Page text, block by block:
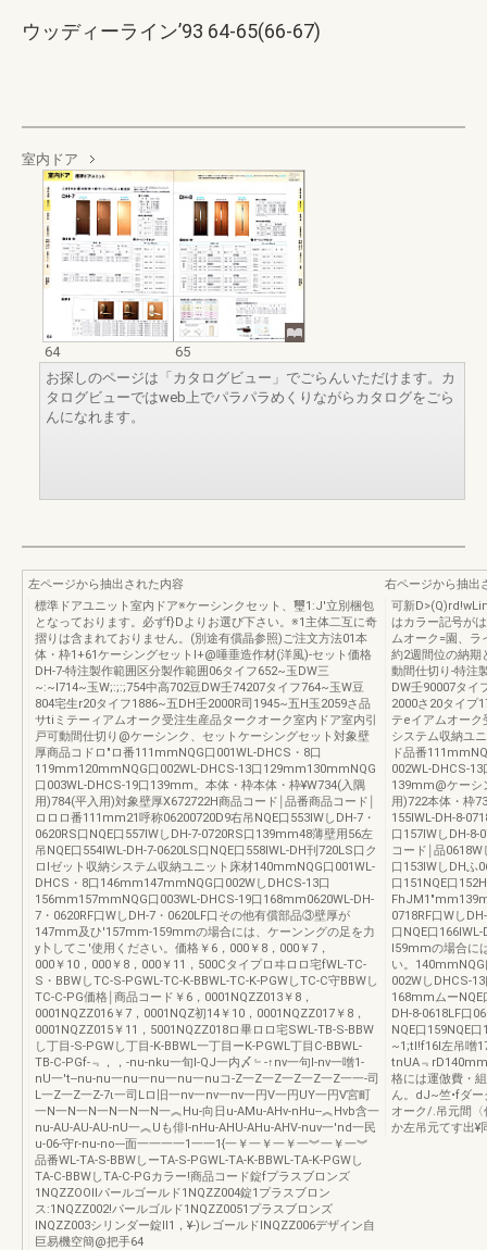
ウッディーライン’93 64-65(66-67)
室内ドア
64
65
お探しのページは「カタログビュー」でごらんいただけます。カ
タログビューではweb上でパラパラめくりながらカタログをごら
んになれます。
左ページから抽出された内容
標準ドアユニット室内ドア※ケーシンクセット、璽1:J'立別梱包
となっております。必ずf}Dよりお選び下さい。※1主体二互に奇
摺りは含まれておりません。(別途有償晶参照)ご注文方法01本
体・枠1+61ケーシングセットI+@唾垂造作材(洋風)-セット価格
DH-7-特注製作範囲区分製作範囲06タイフ652~玉DW三
~:~I714~玉W;:;:;754中高702豆DW壬74207タイフ764~玉W豆
804宅生r20タイフ1886~五DH壬2000R司1945~五H玉2059さ品
サtiミテーィアムオーク受注生産品タークオーク室内ドア室内引
戸可動間仕切り@ケーシンク、セットケーシングセット対象壁
厚商品コドロ"ロ番111mmNQG口001WL-DHCS・8口
119mm120mmNQG口002WL-DHCS-13口129mm130mmNQG
口003WL-DHCS-19口139mm。本体・枠本体・枠¥W734(入隅
用)784(平入用)対象壁厚X672722H商品コード￨品番商品コード￨
ロロロ番111mm21呼称06200720D9右吊NQE口553IWしDH-7・
0620RS口NQE口557IWしDH-7-0720RS口139mm48薄壁用56左
吊NQE口554IWL-DH-7-0620LS口NQE口558IWL-DH刊720LS口ク
ロlゼット収納システム収納ユニット床材140mmNQG口001WL-
DHCS・8口146mm147mmNQG口002WしDHCS-13口
156mm157mmNQG口003WL-DHCS-19口168mm0620WL-DH-
7・0620RF口WしDH-7・0620LF口その他有償部品③壁厚が
147mm及ひ'157mm-159mmの場合には、ケーンングの足を力
y卜してこ'使用ください。価格￥6，000￥8，000￥7，
000￥10，000￥8，000￥11，500Cタイプロヰロロ宅fWL-TC-
S・BBWしTC-S-PGWL-TC-K-BBWL-TC-K-PGWしTC-C守BBWし
TC-C-PG価格￨商品コード￥6，0001NQZZ013￥8，
0001NQZZ016￥7，0001NQZ初14￥10，0001NQZZ017￥8，
0001NQZZ015￥11，5001NQZZ018ロ畢ロロ宅SWL-TB-S-BBW
し丁目-S-PGWし丁目-K-BBWL一丁目ーK-PGWL丁目C-BBWL-
TB-C-PGf-﹃，，-nu-nku一旬l-QJ一内〆﹄-↑nv一句l-nv一噌1-
nU一't--nu-nu一nu一nu一nu一nuコ-Z一Z一Z一Z一Z一Z一一-司
L一Z一Z一Z-7ι一司Lロ旧一nv一nv一nv一円V一円UY一円V宮町
一N一N一N一N一N一N一︽Hu-向日u-AMu-AHv-nHu--︽Hvb含一
nu-AU-AU-AU-nU一︽Uも俳l-nHu-AHU-AHu-AHV-nuv一'nd一民
u-06-守r-nu-no---面一一一一1一一1{一￥一￥一￥一︾一￥一︾
品番WL-TA-S-BBWしーTA-S-PGWL-TA-K-BBWL-TA-K-PGWし
TA-C-BBWしTA-C-PGカラー!商品コード錠fプラスブロンズ
1NQZZOOllパールゴールド1NQZZ004錠1プラスブロン
ス:1NQZZ002!パールゴルド1NQZZ0051プラスブロンズ
INQZZ003シリンダー錠ll1，¥-)レゴールドINQZZ006デザイン自
巨易機空簡@把手64
右ページから抽出
可新
はカラー記号が
ムオーク=園、
約2週間位の納期
動間仕切り-特注
DW壬90007タイ
2000さ20タイプ
テeイアムオーク
システム収納ユ
ド品番
002WL-DHCS-
139mm@ケーシ
用)722本体・枠
155IWL-DH-8-
口157IWしDH-8-
コード￨品
口153IWしDHふ
口151NQE口
0718RF口Wし
口NQE口
l59mmの場合に
い。
002WしDHCS-
168mmムーNQE
DH-8-0618LF口
NQE口159NQE
~1;tl!f16I左吊噌
格には運倣費・
ん。dJ~竺•fダ
オーク/.吊元間
か左吊元てす出¥